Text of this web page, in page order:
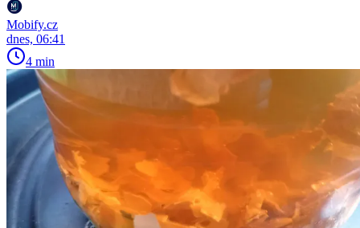
Mobify.cz
dnes, 06:41
4 min